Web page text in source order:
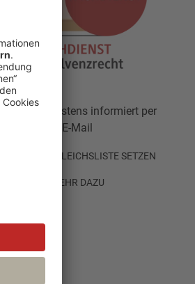
14-täglich bestens informiert per
E-Mail
AUF VERGLEICHSLISTE SETZEN
MEHR DAZU